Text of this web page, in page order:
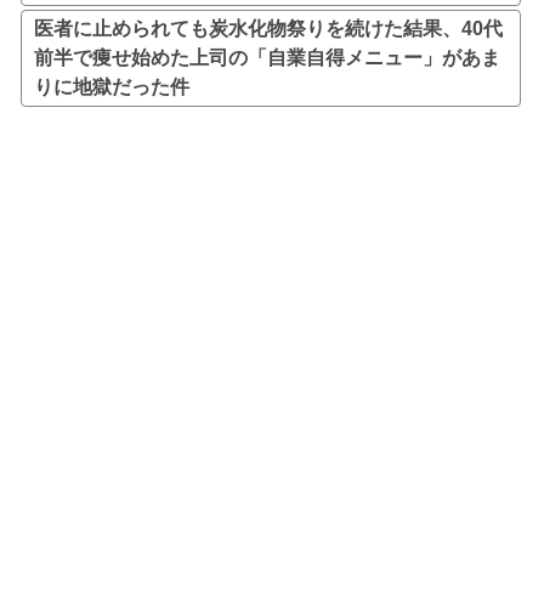
医者に止められても炭水化物祭りを続けた結果、40代
前半で痩せ始めた上司の「自業自得メニュー」があま
りに地獄だった件